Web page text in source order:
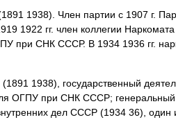
1938). Член партии с 1907 г.
1922 гг. член коллегии
при СНК СССР. В 1934 1936 гг.
1938), государственный
ОГПУ при СНК СССР; генеральный
дел СССР (1934 36), один